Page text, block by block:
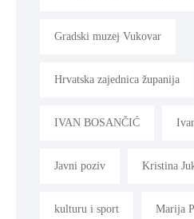
Gradski muzej Vukovar
Hrvatska zajednica županija
IVAN BOSANČIĆ
Javni poziv Kristina
kulturu i sport Marija